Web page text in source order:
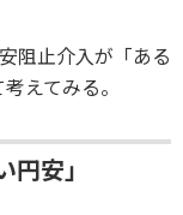
阻止介入が「ある
えてみる。
安」